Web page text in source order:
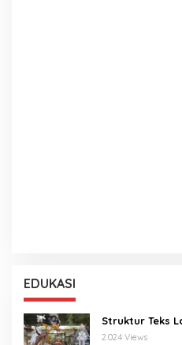
EDUKASI
Struktur Teks
2.024 Views